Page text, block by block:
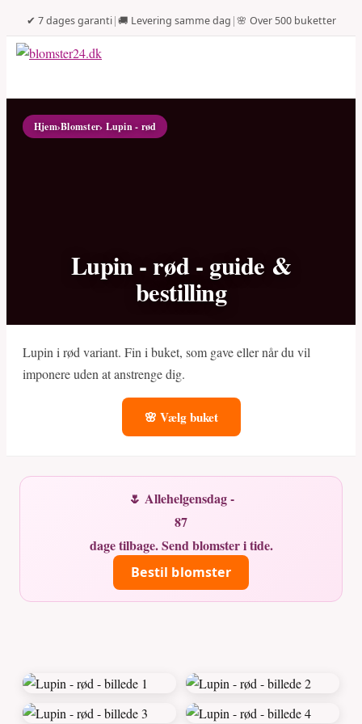
✔ 7 dages garanti|🚚 Levering samme dag |🌸 Over 500 buketter
Hjem›Blomster› Lupin - rød
Lupin - rød - guide &
bestilling
Lupin i rød variant. Fin i buket, som gave eller når du vil
imponere uden at anstrenge dig.
🌸 Vælg buket
🌷 Allehelgensdag -
87
dage tilbage. Send blomster i tide.
Bestil blomster